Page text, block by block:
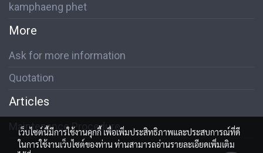
kamphaeng phet
More
Ask for more information
Quotation
Articles
Maintenance Procedure
เว็บไซต์นี้มีการใช้งานคุกกี้ เพื่อเพิ่มประสิทธิภาพและประสบการณ์ที่ดี
ในการใช้งานเว็บไซต์ของท่าน ท่านสามารถอ่านรายละเอียดเพิ่มเติม